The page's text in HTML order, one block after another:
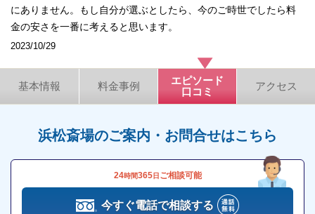
にありません。もし自分が選ぶとしたら、今のご時世でしたら料
金の安さを一番に考えると思います。
2023/10/29
基本情報 料金事例
エピソード
口コミ
アクセス
浜松斎場のご案内・お問合せはこちら
24時間365日 ご相談可能
今すぐ電話で相談する